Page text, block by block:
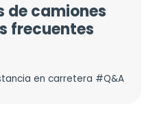
de camiones
frecuentes
en carretera #Q&A